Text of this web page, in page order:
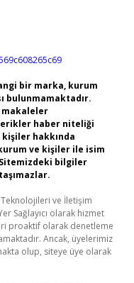
bir marka, kurum
bulunmamaktadır.
makaleler
haber niteliği
hakkında
ve kişiler ile isim
bilgiler
Teknolojileri ve İletişim
Sağlayıcı olarak hizmet
proaktif olarak denetleme
Ancak, üyelerimiz
olup, siteye üye olarak